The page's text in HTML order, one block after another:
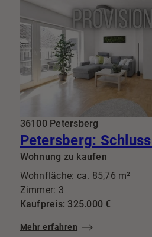
36100 Petersberg
Wohnung zu kaufen
Wohnfläche: ca. 85,76 m²
Zimmer: 3
Kaufpreis: 325.000 €
Mehr erfahren